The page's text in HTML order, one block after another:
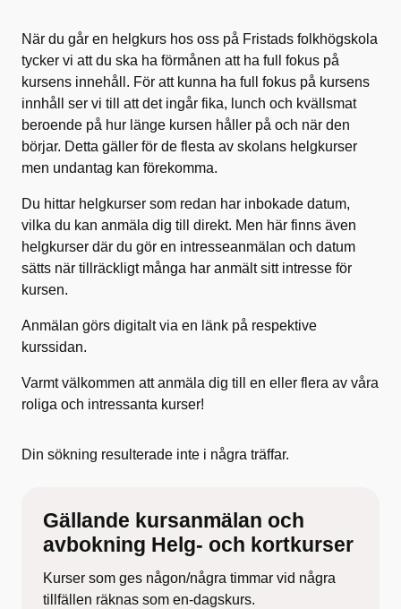
När du går en helgkurs hos oss på Fristads folkhögskola
tycker vi att du ska ha förmånen att ha full fokus på
kursens innehåll. För att kunna ha full fokus på kursens
innhåll ser vi till att det ingår fika, lunch och kvällsmat
beroende på hur länge kursen håller på och när den
börjar. Detta gäller för de flesta av skolans helgkurser
men undantag kan förekomma.
Du hittar helgkurser som redan har inbokade datum,
vilka du kan anmäla dig till direkt. Men här finns även
helgkurser där du gör en intresseanmälan och datum
sätts när tillräckligt många har anmält sitt intresse för
kursen.
Anmälan görs digitalt via en länk på respektive
kurssidan.
Varmt välkommen att anmäla dig till en eller flera av våra
roliga och intressanta kurser!
Din sökning resulterade inte i några träffar.
Gällande kursanmälan och
avbokning Helg- och kortkurser
Kurser som ges någon/några timmar vid några
tillfällen räknas som en-dagskurs.